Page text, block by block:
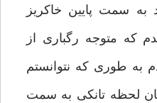
به سمت پايين خاكريز
كه متوجه رگبارى از
به طورى كه نتوانستم
لحظه تانكى به سمت